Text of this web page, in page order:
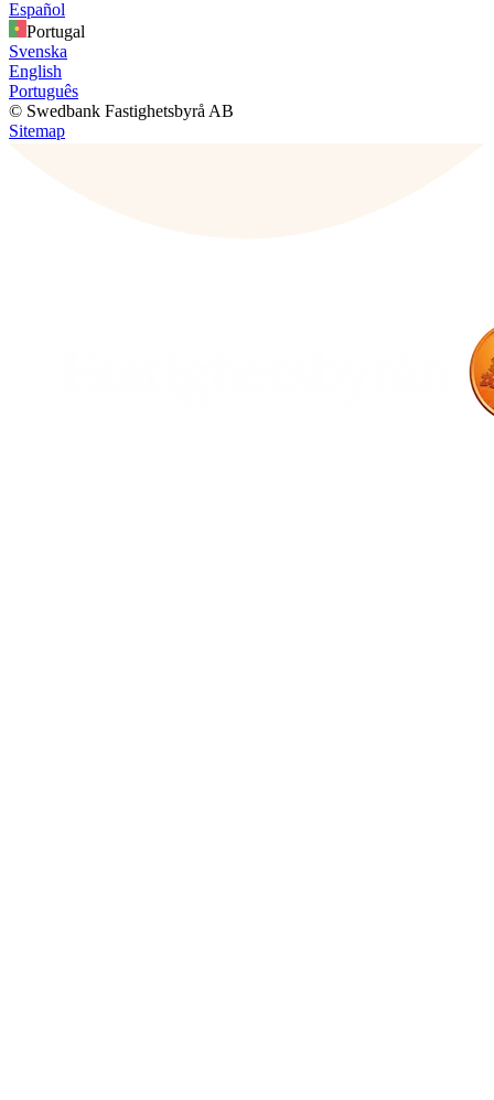
Español
Portugal
Svenska
English
Português
© Swedbank Fastighetsbyrå AB
Sitemap